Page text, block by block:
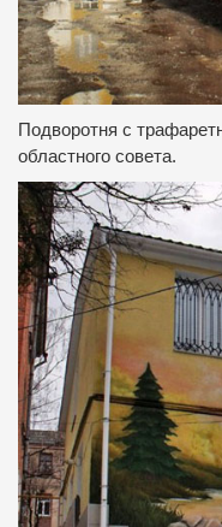
Подворотня с
областного совета.